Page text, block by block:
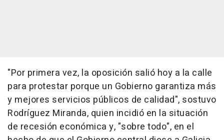
"Por primera vez, la oposición salió hoy a la calle
para protestar porque un Gobierno garantiza más
y mejores servicios públicos de calidad", sostuvo
Rodríguez Miranda, quien incidió en la situación
de recesión económica y, "sobre todo", en el